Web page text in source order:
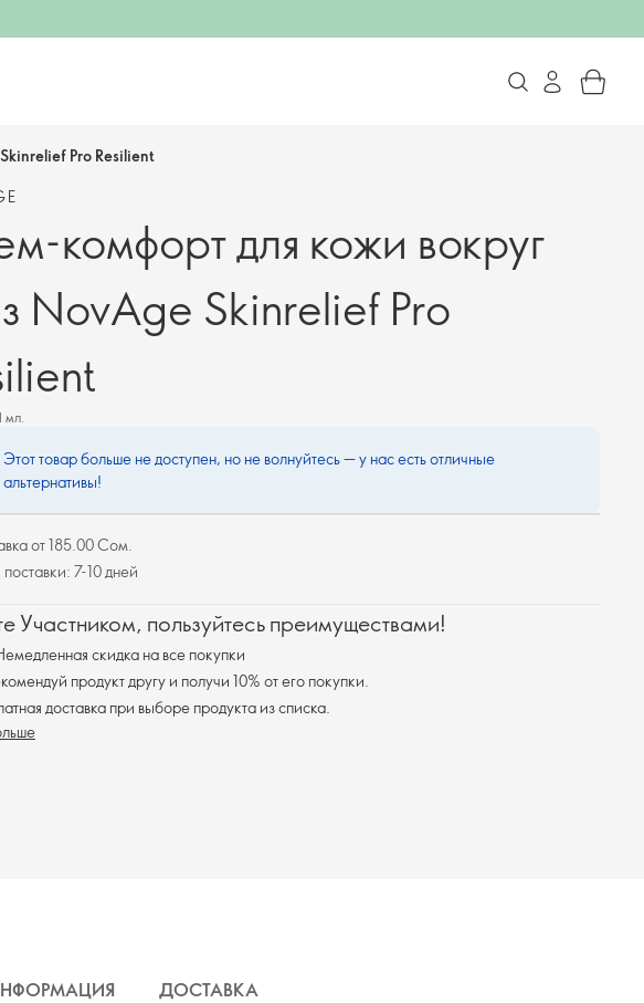
Pro Resilient
комфорт для кожи вокруг
NovAge Skinrelief Pro
мл.
Этот товар больше не доступен, но не волнуйтесь — у нас есть отличные
альтернативы!
от 185.00 Сом.
7-10 дней
Участником, пользуйтесь преимуществами!
скидка на все покупки
продукт другу и получи 10% от его покупки.
Бесплатная доставка при выборе продукта из списка.
ДОСТАВКА